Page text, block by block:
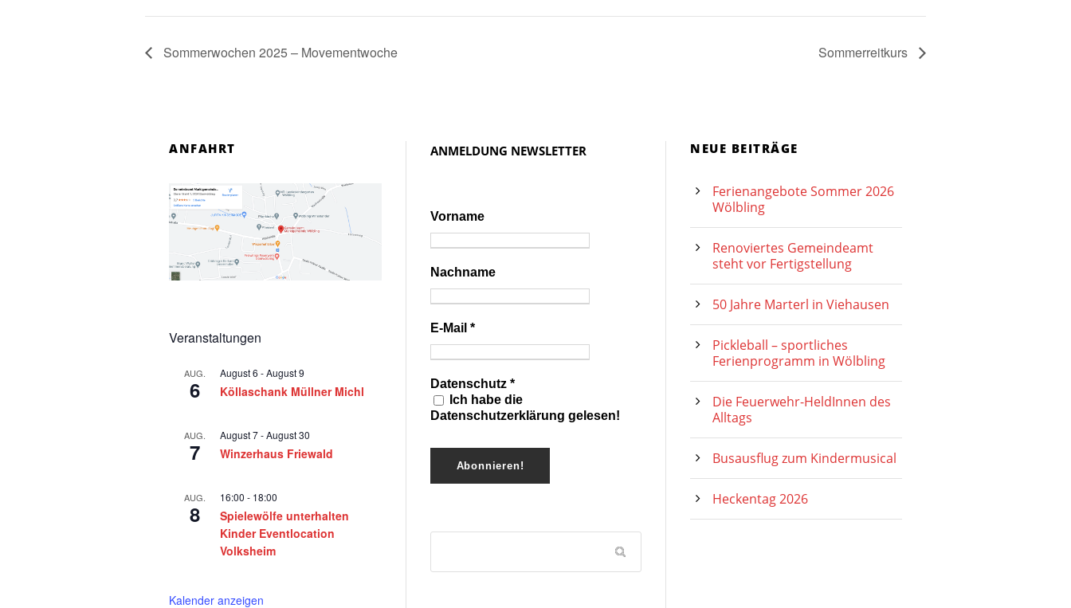
Sommerwochen 2025 – Movementwoche Sommerreitkurs
ANFAHRT
Veranstaltungen
AUG.
6
August 6 -August 9
Köllaschank Müllner Michl
AUG.
7
August 7-August 30
Winzerhaus Friewald
AUG.
8
16:00 - 18:00
Spielewölfe unterhalten
Kinder Eventlocation
Volksheim
Kalender anzeigen
ANMELDUNG NEWSLETTER
Vorname
Nachname
E-Mail *
Datenschutz *
Ich habe die
Datenschutzerklärung gelesen!
NEUE BEITRÄGE
Ferienangebote Sommer 2026
Wölbling
Renoviertes Gemeindeamt
steht vor Fertigstellung
50 Jahre Marterl in Viehausen
Pickleball – sportliches
Ferienprogramm in Wölbling
Die Feuerwehr-HeldInnen des
Alltags
Busausflug zum Kindermusical
Heckentag 2026